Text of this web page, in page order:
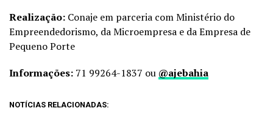
Realização: Conaje em parceria comMinistério do
Empreendedorismo, da Microempresa e da Empresa de
Pequeno Porte
Informações: 71 99264-1837 ou @ajebahia
NOTÍCIAS RELACIONADAS: